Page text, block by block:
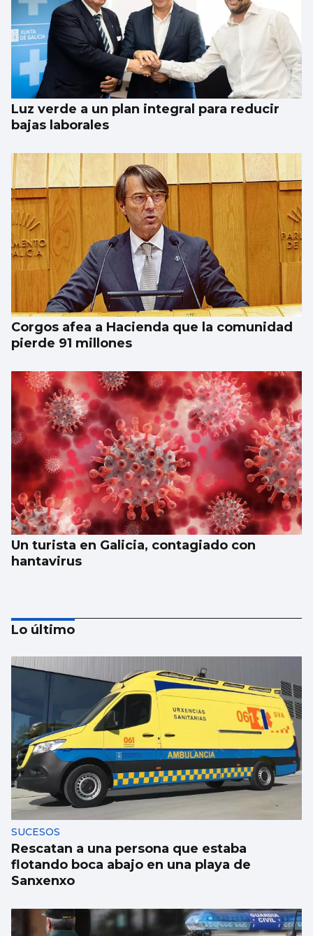
Luz verde a un plan integral para reducir
bajas laborales
Corgos afea a Hacienda que la comunidad
pierde 91 millones
Un turista en Galicia, contagiado con
hantavirus
Galicia gana más de 15.000 habitantes en el
último año gracias a la llegada de
migrantes
Lo último
SUCESOS
Rescatan a una persona que estaba
flotando boca abajo en una playa de
Sanxenxo